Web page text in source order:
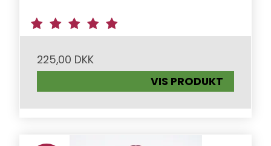
225,00 DKK
VIS PRODUKT